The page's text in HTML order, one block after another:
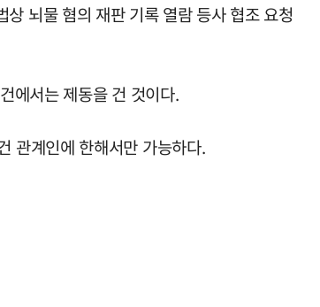
뇌물 혐의 재판 기록 열람 등사 협조 요청
에서는 제동을 건 것이다.
관계인에 한해서만 가능하다.